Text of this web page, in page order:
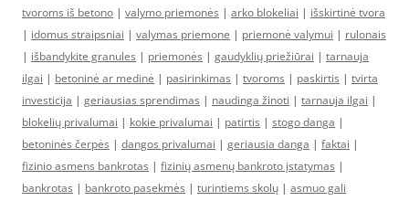
tvoroms iš betono | valymo priemonės | arko blokeliai | išskirtinė tvora
| idomus straipsniai | valymas priemone | priemonė valymui | rulonais
| išbandykite granules | priemonės | gaudyklių priežiūrai | tarnauja
ilgai | betoninė ar medinė | pasirinkimas | tvoroms | paskirtis | tvirta
investicija | geriausias sprendimas | naudinga žinoti | tarnauja ilgai |
blokelių privalumai | kokie privalumai | patirtis | stogo danga |
betoninės čerpės | dangos privalumai | geriausia danga | faktai |
fizinio asmens bankrotas | fizinių asmenų bankroto įstatymas |
bankrotas | bankroto pasekmės | turintiems skolų | asmuo gali